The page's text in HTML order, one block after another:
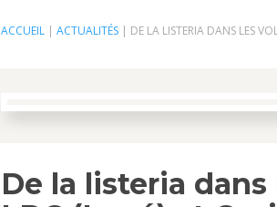
ACCUEIL |ACTUALITÉS | DE LA LISTERIA DANS LES
De la listeria